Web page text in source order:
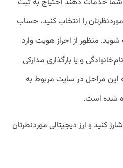
را انتخاب کنید، حساب
شوید. منظور از احراز هویت وارد
و یا بارگذاری مدارکی
مراحل در سایت مربوط به
شده است.
کنید و ارز دیجیتالی موردنظرتان